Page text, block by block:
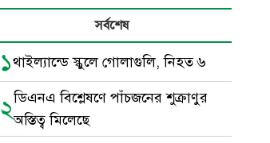
সর্বশেষ
১থাইল্যান্ডে স্কুলে গোলাগুলি, নিহত ৬
২ডিএনএ বিশ্লেষণে পাঁচজনের শুক্রাণুর
অস্তিত্ব মিলেছে